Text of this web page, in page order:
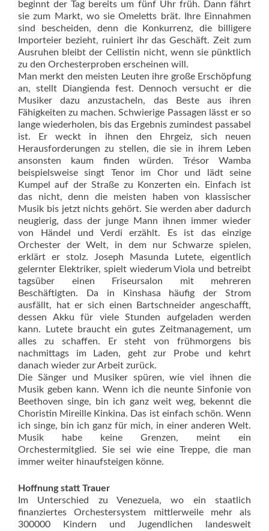
beginnt der Tag bereits um fünf Uhr früh. Dann fährt
sie zum Markt, wo sie Omeletts brät. Ihre Einnahmen
sind bescheiden, denn die Konkurrenz, die billigere
Importeier bezieht, ruiniert ihr das Geschäft. Zeit zum
Ausruhen bleibt der Cellistin nicht, wenn sie pünktlich
zu den Orchesterproben erscheinen will.
Man merkt den meisten Leuten ihre große Erschöpfung
an, stellt Diangienda fest. Dennoch versucht er die
Musiker dazu anzustacheln, das Beste aus ihren
Fähigkeiten zu machen. Schwierige Passagen lässt er so
lange wiederholen, bis das Ergebnis zumindest passabel
ist. Er weckt in ihnen den Ehrgeiz, sich neuen
Herausforderungen zu stellen, die sie in ihrem Leben
ansonsten kaum finden würden. Trésor Wamba
beispielsweise singt Tenor im Chor und lädt seine
Kumpel auf der Straße zu Konzerten ein. Einfach ist
das nicht, denn die meisten haben von klassischer
Musik bis jetzt nichts gehört. Sie werden aber dadurch
neugierig, dass der junge Mann ihnen immer wieder
von Händel und Verdi erzählt. Es ist das einzige
Orchester der Welt, in dem nur Schwarze spielen,
erklärt er stolz. Joseph Masunda Lutete, eigentlich
gelernter Elektriker, spielt wiederum Viola und betreibt
tagsüber einen Friseursalon mit mehreren
Beschäftigten. Da in Kinshasa häufig der Strom
ausfällt, hat er sich einen Bartschneider angeschafft,
dessen Akku für viele Stunden aufgeladen werden
kann. Lutete braucht ein gutes Zeitmanagement, um
alles zu schaffen. Er steht von frühmorgens bis
nachmittags im Laden, geht zur Probe und kehrt
danach wieder zur Arbeit zurück.
Die Sänger und Musiker spüren, wie viel ihnen die
Musik geben kann. Wenn ich die neunte Sinfonie von
Beethoven singe, bin ich ganz weit weg, bekennt die
Choristin Mireille Kinkina. Das ist einfach schön. Wenn
ich singe, bin ich ganz für mich, in einer anderen Welt.
Musik habe keine Grenzen, meint ein
Orchestermitglied. Sie sei wie eine Treppe, die man
immer weiter hinaufsteigen könne.
Hoffnung statt Trauer
Im Unterschied zu Venezuela, wo ein staatlich
finanziertes Orchestersystem mittlerweile mehr als
300000 Kindern und Jugendlichen landesweit